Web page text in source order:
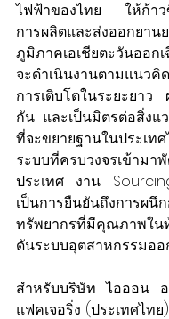
ไฟฟ้าของไทย ให้ก้าว
การผลิตและส่งออกยาน
ภูมิภาคเอเชียตะวันออก
จะดำเนินงานตามแนว
การเติบโตในระยะยาว
กัน และเป็นมิตรต่อสิ่งแ
ที่จะขยายฐานในประ
ระบบที่ครบวงจรเข้ามา
ประเทศ งาน
เป็นการยืนยันถึงการผนึ
ทรัพยากรที่มีคุณภาพใน
ดันระบบอุตสาหกรรมออ
สำหรับบริษัท ไอออน
แฟคเจอริ่ง (ประเทศไท